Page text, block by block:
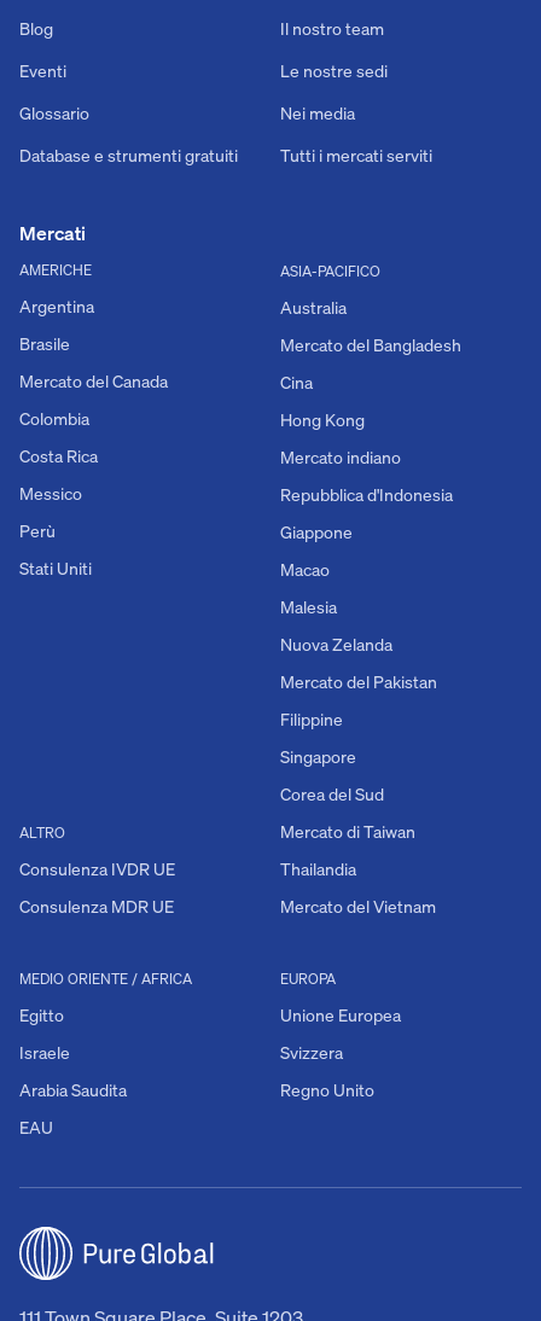
Blog
Eventi
Glossario
Database e strumenti gratuiti
Il nostro team
Le nostre sedi
Nei media
Tutti i mercati serviti
Mercati
AMERICHE
Argentina
Brasile
Mercato del Canada
Colombia
Costa Rica
Messico
Perù
Stati Uniti
ALTRO
Consulenza IVDR UE
Consulenza MDR UE
EUROPA
Unione Europea
Svizzera
Regno Unito
MEDIO ORIENTE / AFRICA
Egitto
Israele
Arabia Saudita
EAU
ASIA-PACIFICO
Australia
Mercato del Bangladesh
Cina
Hong Kong
Mercato indiano
Repubblica d'Indonesia
Giappone
Macao
Malesia
Nuova Zelanda
Mercato del Pakistan
Filippine
Singapore
Corea del Sud
Mercato di Taiwan
Thailandia
Mercato del Vietnam